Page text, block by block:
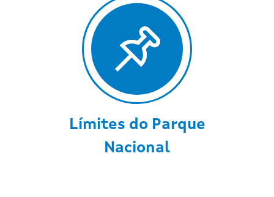
Límites do Parque
Nacional